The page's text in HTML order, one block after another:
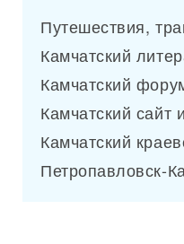
Путешествия,
Камчатский
Камчатский
Камчатский сайт
Камчатский
Петропавловск-